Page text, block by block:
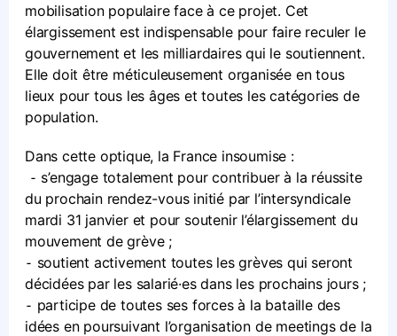
mobilisation populaire face à ce projet. Cet
élargissement est indispensable pour faire reculer le
gouvernement et les milliardaires qui le soutiennent.
Elle doit être méticuleusement organisée en tous
lieux pour tous les âges et toutes les catégories de
population.
Dans cette optique, la France insoumise :
⁃ s’engage totalement pour contribuer à la réussite
du prochain rendez-vous initié par l’intersyndicale
mardi 31 janvier et pour soutenir l’élargissement du
mouvement de grève ;
⁃ soutient activement toutes les grèves qui seront
décidées par les salarié·es dans les prochains jours ;
⁃ participe de toutes ses forces à la bataille des
idées en poursuivant l’organisation de meetings de la